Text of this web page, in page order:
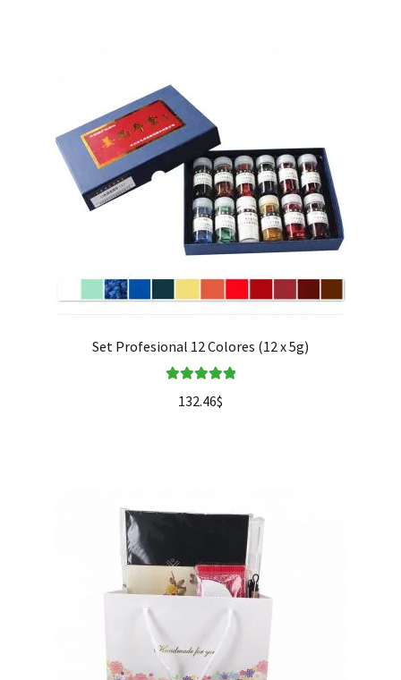
Set Profesional 12 Colores (12 x 5g)
de 5
132.46$